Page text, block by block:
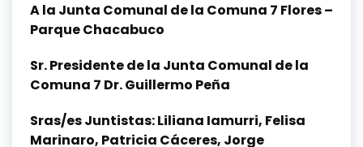
A la Junta Comunal de la Comuna 7 Flores –
Parque Chacabuco
Sr. Presidente de la Junta Comunal de la
Comuna 7 Dr. Guillermo Peña
Sras/es Juntistas: Liliana Iamurri, Felisa
Marinaro, Patricia Cáceres, Jorge